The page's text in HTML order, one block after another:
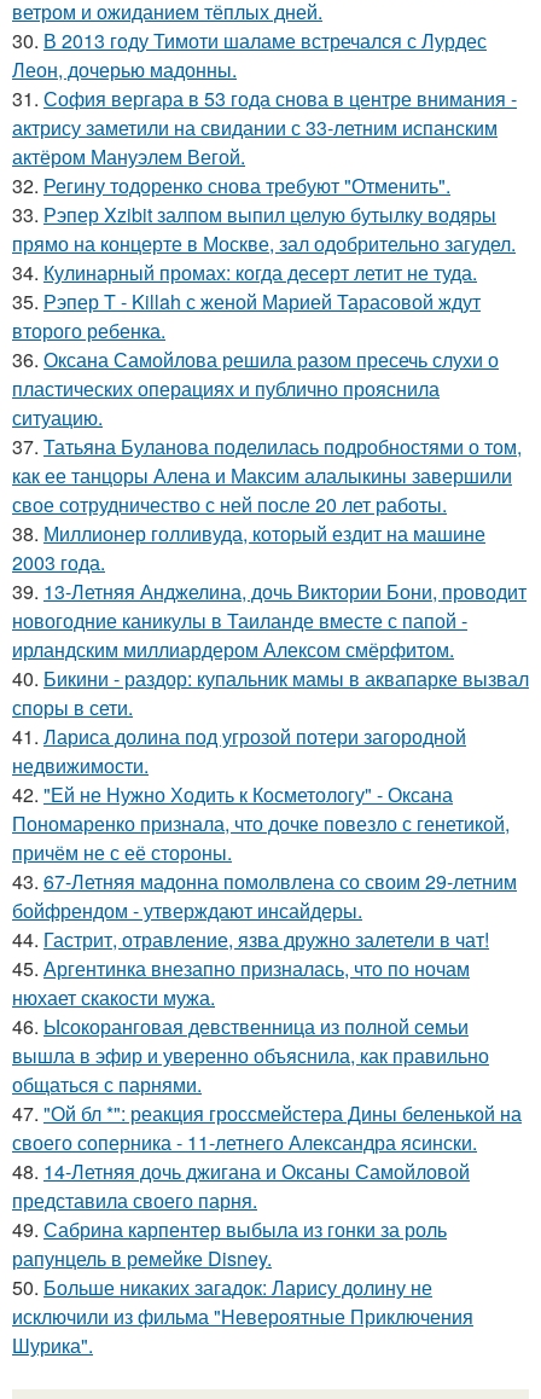
ветром и ожиданием тёплых дней.
30. В 2013 году Тимоти шаламе встречался с Лурдес
Леон, дочерью мадонны.
31. София вергара в 53 года снова в центре внимания -
актрису заметили на свидании с 33-летним испанским
актёром Мануэлем Вегой.
32. Регину тодоренко снова требуют "Отменить".
33. Рэпер Xzibit залпом выпил целую бутылку водяры
прямо на концерте в Москве, зал одобрительно загудел.
34. Кулинарный промах: когда десерт летит не туда.
35. Рэпер T - Killah с женой Марией Тарасовой ждут
второго ребенка.
36. Оксана Самойлова решила разом пресечь слухи о
пластических операциях и публично прояснила
ситуацию.
37. Татьяна Буланова поделилась подробностями о том,
как ее танцоры Алена и Максим алалыкины завершили
свое сотрудничество с ней после 20 лет работы.
38. Миллионер голливуда, который ездит на машине
2003 года.
39. 13-Летняя Анджелина, дочь Виктории Бони, проводит
новогодние каникулы в Таиланде вместе с папой -
ирландским миллиардером Алексом смёрфитом.
40. Бикини - раздор: купальник мамы в аквапарке вызвал
споры в сети.
41. Лариса долина под угрозой потери загородной
недвижимости.
42. "Ей не Нужно Ходить к Косметологу" - Оксана
Пономаренко признала, что дочке повезло с генетикой,
причём не с её стороны.
43. 67-Летняя мадонна помолвлена со своим 29-летним
бойфрендом - утверждают инсайдеры.
44. Гастрит, отравление, язва дружно залетели в чат!
45. Аргентинка внезапно призналась, что по ночам
нюхает скакости мужа.
46. Ысокоранговая девственница из полной семьи
вышла в эфир и уверенно объяснила, как правильно
общаться с парнями.
47. "Ой бл *": реакция гроссмейстера Дины беленькой на
своего соперника - 11-летнего Александра ясински.
48. 14-Летняя дочь джигана и Оксаны Самойловой
представила своего парня.
49. Сабрина карпентер выбыла из гонки за роль
рапунцель в ремейке Disney.
50. Больше никаких загадок: Ларису долину не
исключили из фильма "Невероятные Приключения
Шурика".